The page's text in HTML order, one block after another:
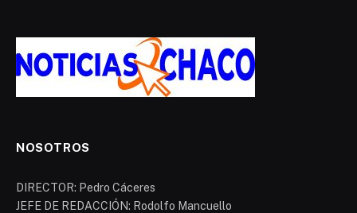
NOSOTROS
DIRECTOR: Pedro Cáceres
JEFE DE REDACCIÓN: Rodolfo Mancuello